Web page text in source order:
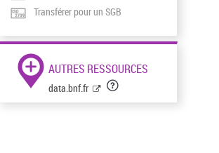
Transférer pour un SGB
AUTRES RESSOURCES
data.bnf.fr